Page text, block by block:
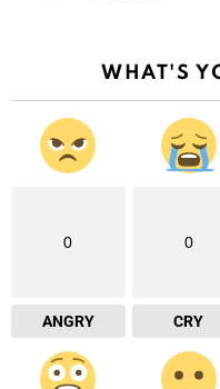
WHAT'S
0
ANGRY
0
CRY